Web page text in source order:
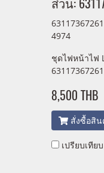
ส่วน:
4974
ชุดไฟหน้าไฟ
8,500 THB
สั่งซื้อสิน
เปรียบเทียบ